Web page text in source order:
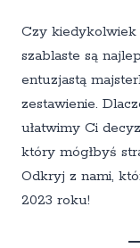
Czy kiedykolwiek
szablaste są
entuzjastą
zestawienie.
ułatwimy Ci
który mógłbyś
Odkryj z nami,
2023 roku!